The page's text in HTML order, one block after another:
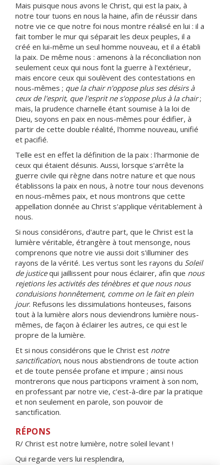
Mais puisque nous avons le Christ, qui est la paix, à
notre tour tuons en nous la haine, afin de réussir dans
notre vie ce que notre foi nous montre réalisé en lui : il a
fait tomber le mur qui séparait les deux peuples, il a
créé en lui-même un seul homme nouveau, et il a établi
la paix. De même nous : amenons à la réconciliation non
seulement ceux qui nous font la guerre à l'extérieur,
mais encore ceux qui soulèvent des contestations en
nous-mêmes ; que la chair n'oppose plus ses désirs à
ceux de l'esprit, que l'esprit ne s'oppose plus à la chair;
mais, la prudence charnelle étant soumise à la loi de
Dieu, soyons en paix en nous-mêmes pour édifier, à
partir de cette double réalité, l'homme nouveau, unifié
et pacifié.
Telle est en effet la définition de la paix : l'harmonie de
ceux qui étaient désunis. Aussi, lorsque s'arrête la
guerre civile qui règne dans notre nature et que nous
établissons la paix en nous, à notre tour nous devenons
en nous-mêmes paix, et nous montrons que cette
appellation donnée au Christ s'applique véritablement à
nous.
Si nous considérons, d'autre part, que le Christ est la
lumière véritable, étrangère à tout mensonge, nous
comprenons que notre vie aussi doit s'illuminer des
rayons de la vérité. Les vertus sont les rayons du Soleil
de justicequi jaillissent pour nous éclairer, afin que nous
rejetions les activités des ténèbres et que nous nous
conduisions honnêtement, comme on le fait en plein
jour. Refusons les dissimulations honteuses, faisons
tout à la lumière alors nous deviendrons lumière nous-
mêmes, de façon à éclairer les autres, ce qui est le
propre de la lumière.
Et si nous considérons que le Christ est notre
sanctification, nous nous abstiendrons de toute action
et de toute pensée profane et impure ; ainsi nous
montrerons que nous participons vraiment à son nom,
en professant par notre vie, c'est-à-dire par la pratique
et non seulement en parole, son pouvoir de
sanctification.
RÉPONS
R/ Christ est notre lumière, notre soleil levant !
Qui regarde vers lui resplendira,